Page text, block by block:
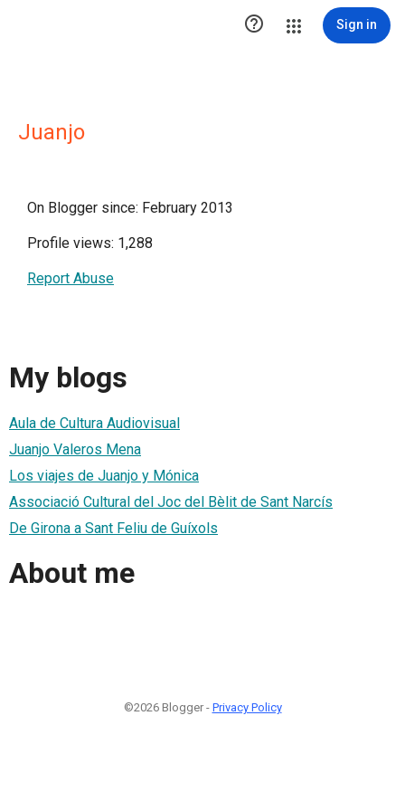
 Sign in
Juanjo
On Blogger since: February 2013
Profile views: 1,288
Report Abuse
My blogs
Aula de Cultura Audiovisual
Juanjo Valeros Mena
Los viajes de Juanjo y Mónica
Associació Cultural del Joc del Bèlit de Sant Narcís
De Girona a Sant Feliu de Guíxols
About me
©2026 Blogger - Privacy Policy